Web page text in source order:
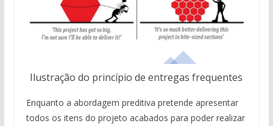
Ilustração do princípio de entregas frequentes
Enquanto a abordagem preditiva pretende apresentar
todos os itens do projeto acabados para poder realizar